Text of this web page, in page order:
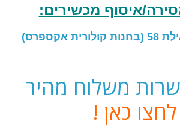
איסוף מכשירים:
58 (בחנות קולורית אקספרס)
משלוח מהיר
לחצו כאן !